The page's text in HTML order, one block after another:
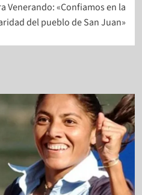
Venerando: «Confiamos en la
del pueblo de San Juan»